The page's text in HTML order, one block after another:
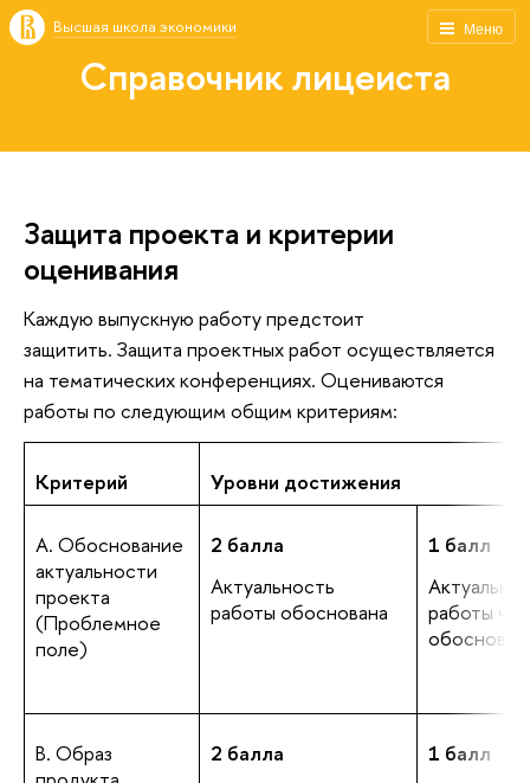
Меню
Высшая школа экономики
Справочник лицеиста
Защита проекта и критерии
оценивания
Каждую выпускную работу предстоит
защитить. Защита проектных работ осуществляется
на тематических конференциях. Оцениваются
работы по следующим общим критериям:
Критерий Уровни достижения
А. Обоснование
актуальности
проекта
(Проблемное
поле)
2 балла
Актуальность
работы обоснована
1 балл
работы
В. Образ
2 балла
1 балл